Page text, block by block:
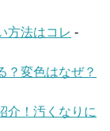
方法はコレ -
？変色はなぜ？
介！汚くなりに